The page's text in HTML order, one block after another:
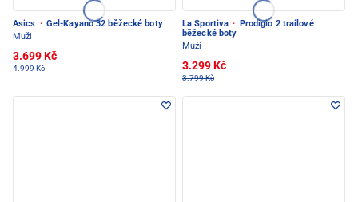
Asics · Gel-Kayano 32 běžecké boty
Muži
3.699 Kč
4.999 Kč
La Sportiva ·
Prodigio 2 trailové
běžecké boty
Muži
3.299 Kč
3.799 Kč